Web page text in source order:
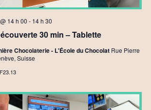
30 min – Tablette
14 h 00 - 14 h 30
Chocolaterie - L'École du Chocolat Rue Pierre
Suisse